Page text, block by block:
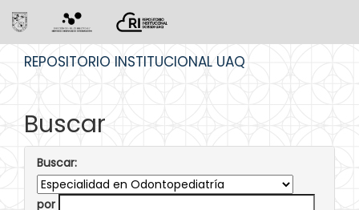
REPOSITORIO INSTITUCIONAL UAQ
Buscar
Buscar:
por